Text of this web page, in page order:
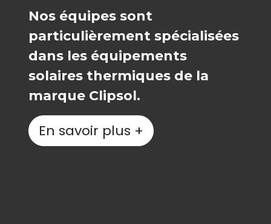
Nos équipes sont
particulièrement spécialisées
dans les équipements
solaires thermiques de la
marque Clipsol.
En savoir plus +